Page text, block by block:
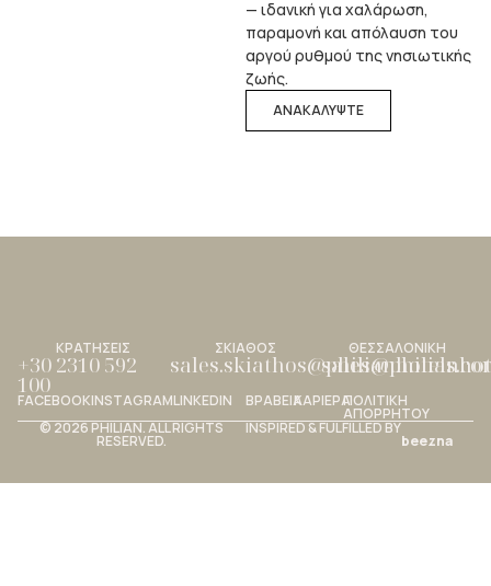
— ιδανική για χαλάρωση,
παραμονή και απόλαυση του
αργού ρυθμού της νησιωτικής
ζωής.
ΑΝΑΚΑΛΥΨΤΕ
ΣΚΙΑΘΟΣ
ΚΡΑΤΗΣΕΙΣ
+30 2310 592
100
ΘΕΣΣΑΛΟΝΙΚΗ
FACEBOOKINSTAGRAMLINKEDIN ΒΡΑΒΕΙΑΚΑΡΙΕΡΑΠΟΛΙΤΙΚΗ
ΑΠΟΡΡΗΤΟΥ
© 2026 PHILIAN. ALL RIGHTS
RESERVED.
INSPIRED & FULFILLED BY
beezna